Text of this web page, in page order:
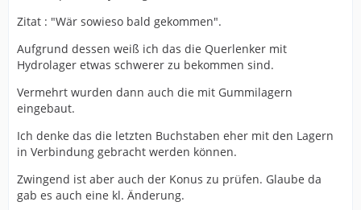
Zitat : "Wär sowieso bald gekommen".
Aufgrund dessen weiß ich das die Querlenker mit
Hydrolager etwas schwerer zu bekommen sind.
Vermehrt wurden dann auch die mit Gummilagern
eingebaut.
Ich denke das die letzten Buchstaben eher mit den Lagern
in Verbindung gebracht werden können.
Zwingend ist aber auch der Konus zu prüfen. Glaube da
gab es auch eine kl. Änderung.